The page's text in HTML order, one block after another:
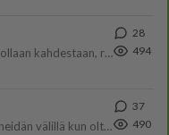
Yhtä paljon, kuin minä sinusta? Haaveissa ollaan kahdestaan, rauhassa ja lähennytään fyysisesti ja tutustutaan syvemmin
28
494
Muru, sä oot ihana. Tunsitko sen sähkön meidän välillä kun oltiin ihan låhekkäin? 👩‍❤️‍👩❤️😼😘
37
490